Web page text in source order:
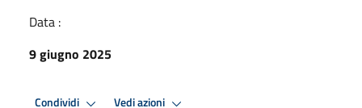
Data :
9 giugno 2025
Condividi Vedi azioni